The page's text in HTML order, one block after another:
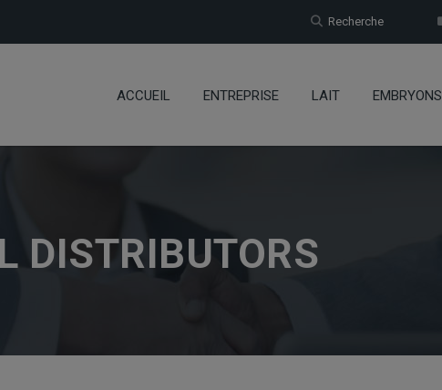
Recherche
ACCUEIL ENTREPRISE LAIT EMBRYONS
DISTRIBUTORS